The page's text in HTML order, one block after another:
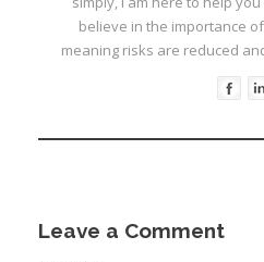
believe in the importance
meaning risks are reduced
Leave a Comment